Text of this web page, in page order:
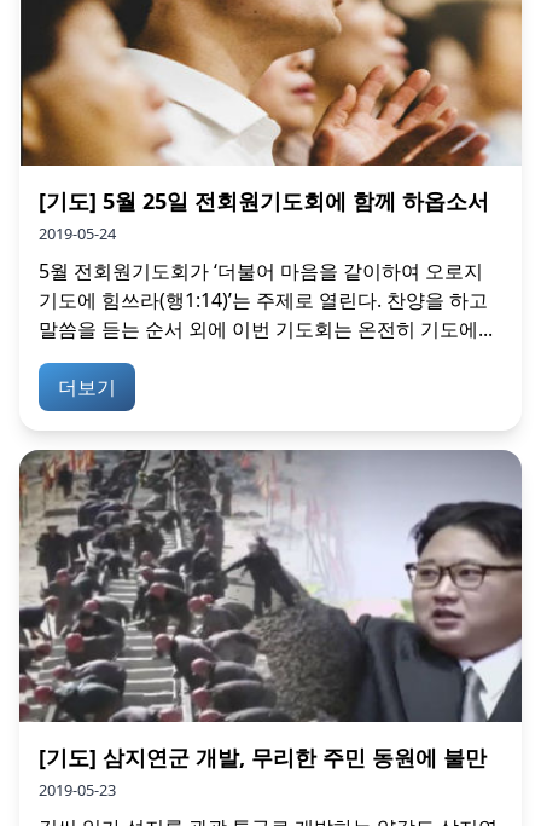
[기도] 5월 25일 전회원기도회에 함께 하옵소서
2019-05-24
5월 전회원기도회가 ‘더불어 마음을 같이하여 오로지
기도에 힘쓰라(행1:14)’는 주제로 열린다. 찬양을 하고
말씀을 듣는 순서 외에 이번 기도회는 온전히 기도에...
더보기
[기도] 삼지연군 개발, 무리한 주민 동원에 불만
2019-05-23